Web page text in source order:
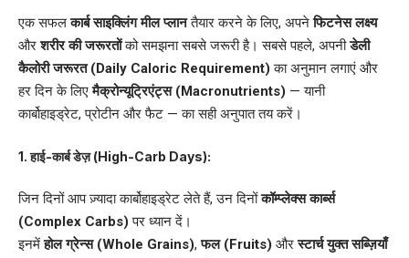
एक सफलकार्ब साइक्लिंग मील प्लानतैयार करने के लिए, अपनेफिटनेस लक्ष्य
औरशरीर की जरूरतोंको समझना सबसे जरूरी है। सबसे पहले, अपनीडेली
कैलोरी जरूरत (Daily Caloric Requirement) का अनुमान लगाएं और
हर दिन के लिएमैक्रोन्यूट्रिएंट्स (Macronutrients) — यानी
कार्बोहाइड्रेट, प्रोटीन और फैट — का सही अनुपात तय करें।
1.हाई-कार्ब डेज़ (High-Carb Days):
जिन दिनों आप ज़्यादा कार्बोहाइड्रेट लेते हैं, उन दिनोंकॉम्प्लेक्स कार्ब्स
(Complex Carbs) पर ध्यान दें।
इनमेंहोल ग्रेन्स (Whole Grains),फल (Fruits) औरस्टार्च युक्त सब्ज़ियाँ